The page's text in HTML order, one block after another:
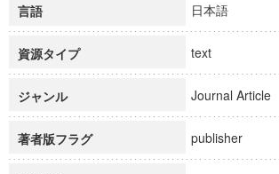
言語 日本語
資源タイプ text
ジャンル Journal Article
著者版フラグ publisher